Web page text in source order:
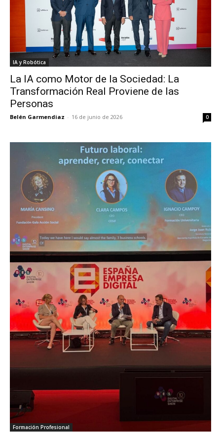
IA y Robótica
La IA como Motor de la Sociedad: La
Transformación Real Proviene de las
Personas
Belén Garmendiaz - 16 de junio de 2026 0
Formación Profesional